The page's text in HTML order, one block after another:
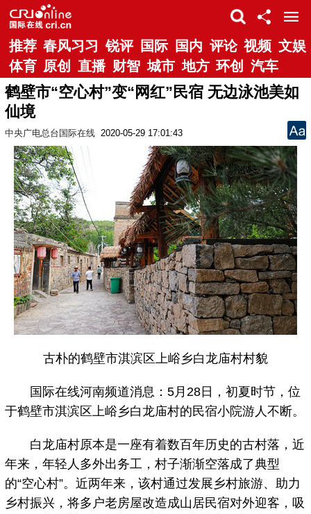
推荐 春风习习 锐评 国际 国内 评论 视频 文娱
体育 原创 直播 财智 城市 地方 环创 汽车
鹤壁市“空心村”变“网红”民宿 无边泳池美如
仙境
中央广电总台国际在线 2020-05-29 17:01:43
古朴的鹤壁市淇滨区上峪乡白龙庙村村貌
国际在线河南频道消息：5月28日，初夏时节，位
于鹤壁市淇滨区上峪乡白龙庙村的民宿小院游人不断。
白龙庙村原本是一座有着数百年历史的古村落，近
年来，年轻人多外出务工，村子渐渐空落成了典型
的“空心村”。近两年来，该村通过发展乡村旅游、助力
乡村振兴，将多户老房屋改造成山居民宿对外迎客，吸